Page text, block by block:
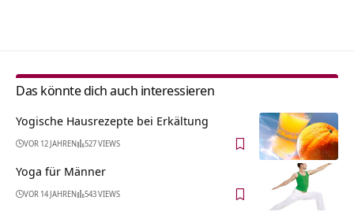
Das könnte dich auch interessieren
Yogische Hausrezepte bei Erkältung
VOR 12 JAHREN 527 VIEWS
Yoga für Männer
VOR 14 JAHREN 543 VIEWS